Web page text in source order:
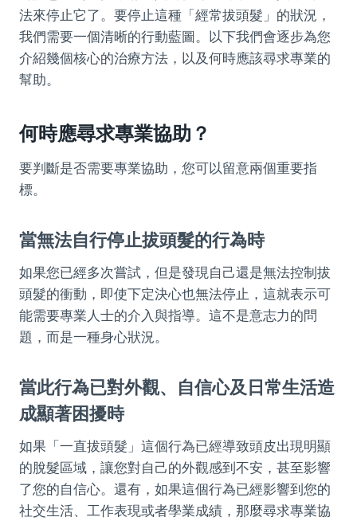
法來停止它了。要停止這種「經常拔頭髮」的狀況，
我們需要一個清晰的行動藍圖。以下我們會逐步為您
介紹幾個核心的治療方法，以及何時應該尋求專業的
幫助。
何時應尋求專業協助？
要判斷是否需要專業協助，您可以留意兩個重要指
標。
當無法自行停止拔頭髮的行為時
如果您已經多次嘗試，但是發現自己還是無法控制拔
頭髮的衝動，即使下定決心也無法停止，這就表示可
能需要專業人士的介入與指導。這不是意志力的問
題，而是一種身心狀況。
當此行為已對外觀、自信心及日常生活造
成顯著困擾時
如果「一直拔頭髮」這個行為已經導致頭皮出現明顯
的脫髮區域，讓您對自己的外觀感到不安，甚至影響
了您的自信心。還有，如果這個行為已經影響到您的
社交生活、工作表現或者學業成績，那麼尋求專業協